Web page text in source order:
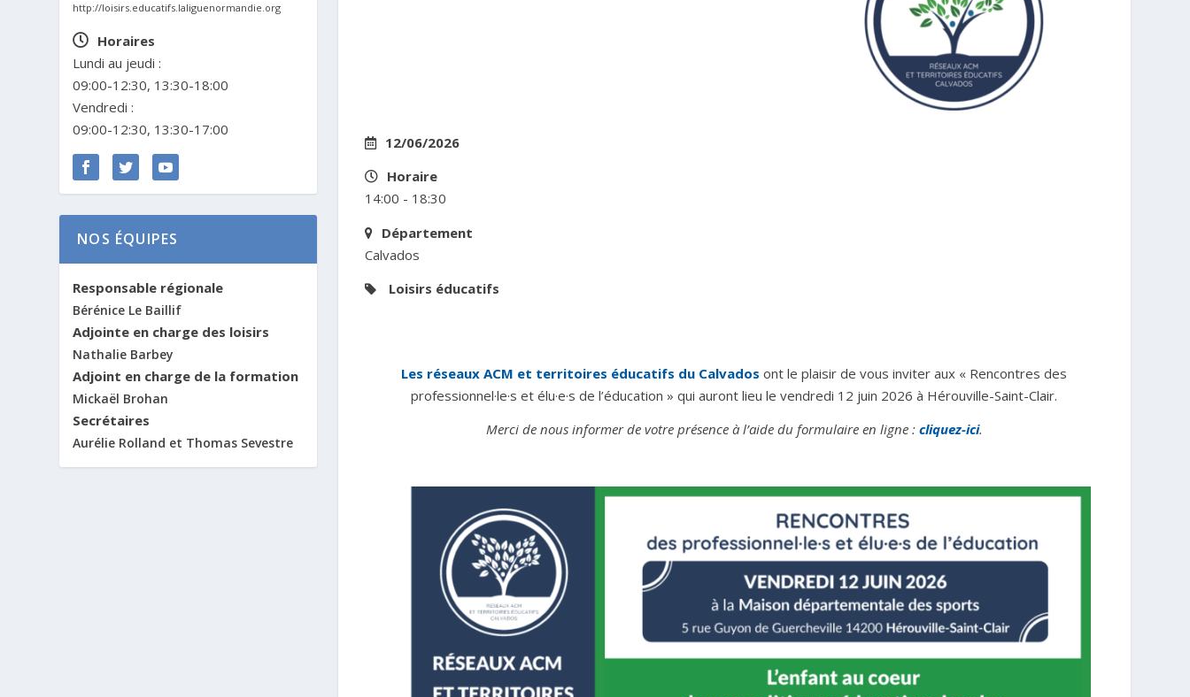
12/06/2026
Horaire
14:00 - 18:30
Département
Calvados
Loisirs éducatifs
Les réseaux ACM et territoires éducatifs du Calvados ont le plaisir de vous inviter aux « Rencontres des
professionnel·le·s et élu·e·s de l’éducation »qui auront lieu le vendredi 12 juin 2026 à Hérouville-Saint-Clair.
Merci de nous informer de votre présence à l’aide du formulaire en ligne : cliquez-ici.
http://loisirs.educatifs.laliguenormandie.org
Horaires
Lundi au jeudi :
09:00-12:30, 13:30-18:00
Vendredi :
09:00-12:30, 13:30-17:00
NOS ÉQUIPES
Responsable régionale
Bérénice Le Baillif
Adjointe en charge des loisirs
Nathalie Barbey
Adjoint en charge de la formation
Mickaël Brohan
Secrétaires
Aurélie Rolland et Thomas Sevestre